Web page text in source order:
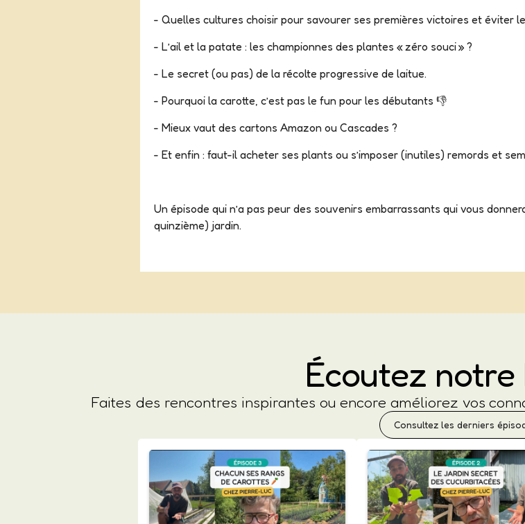
- Quelles cultures choisir pour savourer ses premières victoires et éviter
- L’ail et la patate : les championnes des plantes « zéro souci » ?
- Le secret (ou pas) de la récolte progressive de laitue.
- Pourquoi la carotte, c’est pas le fun pour les débutants 👎
- Mieux vaut des cartons Amazon ou Cascades ?
- Et enfin : faut-il acheter ses plants ou s’imposer (inutiles) remords et
Un épisode qui n’a pas peur des souvenirs embarrassants qui vous
quinzième) jardin.
Écoutez
Faites des rencontres inspirantes ou encore améliorez vos
Consultez les derniers